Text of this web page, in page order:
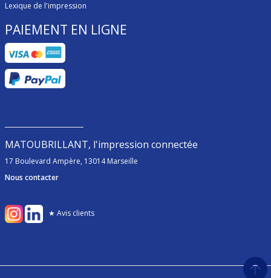
Lexique de l'impression
PAIEMENT EN LIGNE
MATOUBRILLANT, l'impression connectée
17 Boulevard Ampère, 13014 Marseille
Nous contacter
★ Avis clients